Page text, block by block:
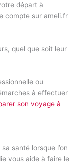
départ à
compte sur ameli.fr
quel que soit leur
ou
à effectuer
son voyage à
santé lorsque l’on
vous aide à faire le